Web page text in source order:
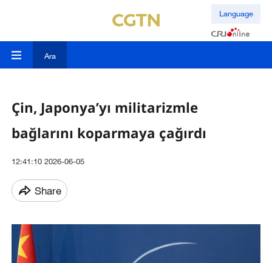
Language
Ara
Çin, Japonya’yı militarizmle
bağlarını koparmaya çağırdı
12:41:10 2026-06-05
Share